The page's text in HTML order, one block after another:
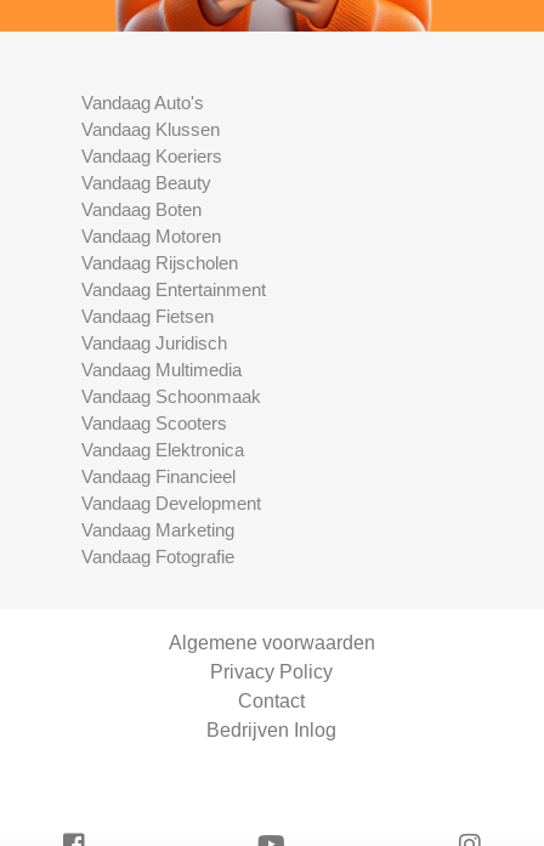
Vandaag Auto's
Vandaag Klussen
Vandaag Koeriers
Vandaag Beauty
Vandaag Boten
Vandaag Motoren
Vandaag Rijscholen
Vandaag Entertainment
Vandaag Fietsen
Vandaag Juridisch
Vandaag Multimedia
Vandaag Schoonmaak
Vandaag Scooters
Vandaag Elektronica
Vandaag Financieel
Vandaag Development
Vandaag Marketing
Vandaag Fotografie
Algemene voorwaarden
Privacy Policy
Contact
Bedrijven Inlog